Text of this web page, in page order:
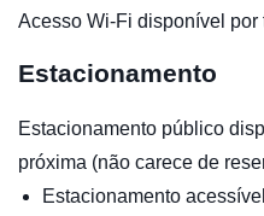
Acesso Wi-Fi disponível por
Estacionamento
Estacionamento público
próxima (não carece de
Estacionamento acessível